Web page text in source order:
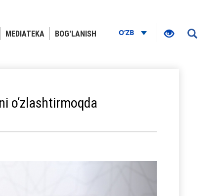
MEDIATEKA BOG'LANISH O‘ZB
o‘zlashtirmoqda